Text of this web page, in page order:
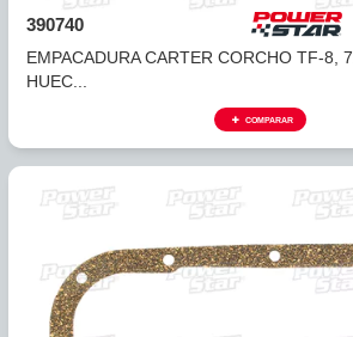
388746F
EMPACADURA CARTER 62TE (12